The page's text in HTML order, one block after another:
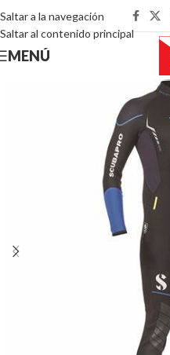
Saltar a la navegación
Saltar al contenido principal
MENÚ